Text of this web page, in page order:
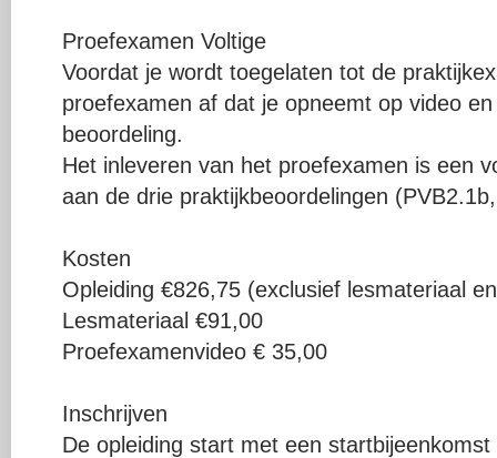
Proefexamen Voltige
Voordat je wordt toegelaten tot de
proefexamen af dat je opneemt op video
beoordeling.
Het inleveren van het proefexamen is een
aan de drie praktijkbeoordelingen
Kosten
Opleiding €826,75 (exclusief lesmateriaal
Lesmateriaal €91,00
Proefexamenvideo € 35,00
Inschrijven
De opleiding start met een